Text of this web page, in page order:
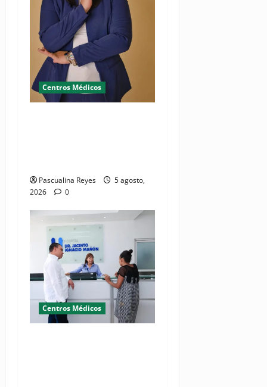
Centros Médicos
Pascualina Reyes
5 agosto,
2026
0
Centros Médicos